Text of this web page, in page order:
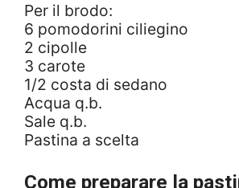
Per il brodo:
6 pomodorini ciliegino
2 cipolle
3 carote
1/2 costa di sedano
Acqua q.b.
Sale q.b.
Pastina a scelta
Come preparare la